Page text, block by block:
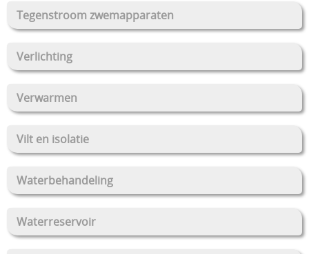
Tegenstroom zwemapparaten
Verlichting
Verwarmen
Vilt en isolatie
Waterbehandeling
Waterreservoir